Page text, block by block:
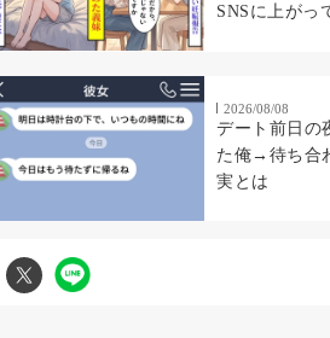
SNSに上がっ
2026/08/08
デート前日の
た俺→待ち合
実とは